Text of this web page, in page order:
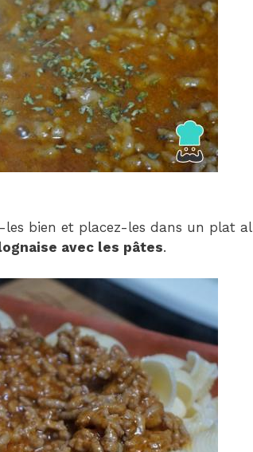
les bien et placez-les dans un plat
avec les pâtes.